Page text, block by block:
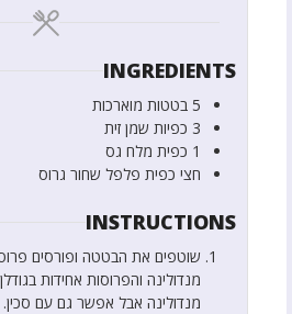
INGREDIENTS
5 בטטות מוארכות
3 כפיות שמן זית
1 כפית מלח גס
חצי כפית פלפל שחור גרוס
INSTRUCTIONS
שוטפים את הבטטה ופורסים
מנדולינה והפרוסות אחידות
מנדולינה אבל אפשר גם עם סכין.